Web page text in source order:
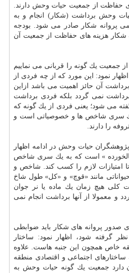
حفاظت از جمعیت حیات وحش دارند.
وحش برداشت (شكار) انجام و به
پروانه شكار صادر می شود. بودجه
شكار هزینه های حفاظت از جمعیت آن
جمعیت یك گونه را قربانی می نماییم
نمود: این مورد كه از چه فردی از
آن حائز اهمیت می باشد ازاین
نمی گردد بلكه فردی برداشت
می شود؛ یعنی فردی از یك گونه كه
یك سری شاخص ها و خصوصیاتی است و
را دارند.
حیات وحش در ادامه اظهار
» است كه به یك سری شاخص
امتیازات لازم را كسب كند. شاخص و
مانند «قوچ» و «كل» طول شاخ
هیچ زمان یك ماده یا نر جوان
و معمولا از آنها برداشت انجام نمی
صدور پروانه های شكار باید ضوابطی
گرفته شود، اظهار نمود: ساختار
خاص همچون این جنبه هاست. علاوه
ساختارهای اجتماعی و اقتصادی منطقه
دارد جمعیت یك گونه حیات وحش به